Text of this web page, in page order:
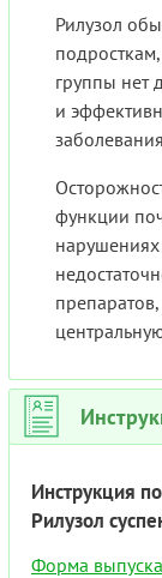
Рилузол
группы нет
и
функции
нарушениях
Инструкция
Рилузол
Форма